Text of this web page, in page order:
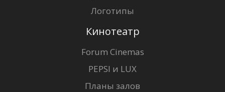
Логотипы
Кинотеатр
Forum Cinemas
PEPSI и LUX
Планы залов